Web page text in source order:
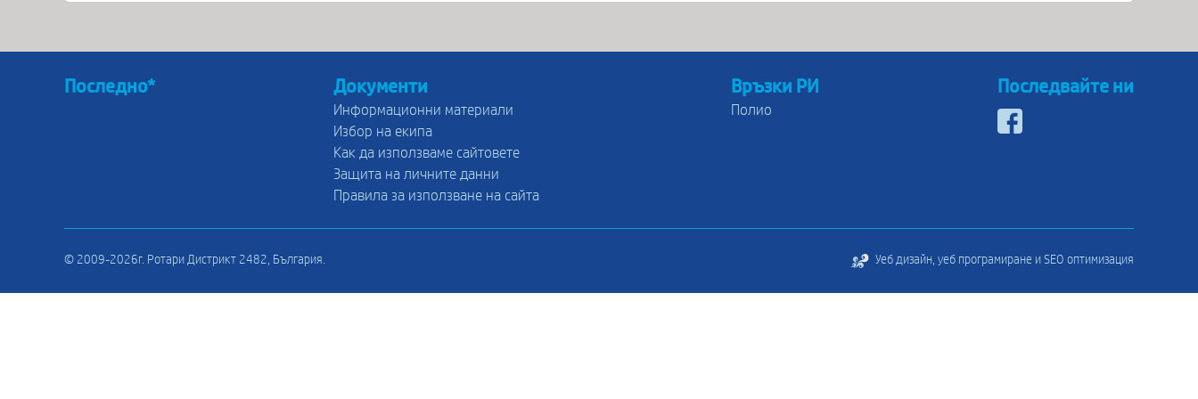
Последно* Документи
Информационни материали
Избор на екипа
Как да използваме сайтовете
Защита на личните данни
Правила за използване на сайта
Връзки РИ
Полио
Последвайте ни
© 2009-2026г. Ротари Дистрикт 2482, България. Уеб дизайн, уеб програмиране и SEO оптимизация